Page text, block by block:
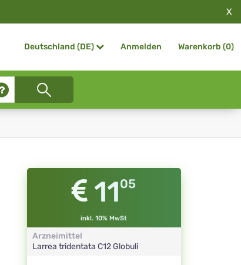
X
Deutschland (DE) Anmelden Warenkorb (0)
1105
inkl. 10% MwSt
Arzneimittel
Larrea tridentata C12 Globuli